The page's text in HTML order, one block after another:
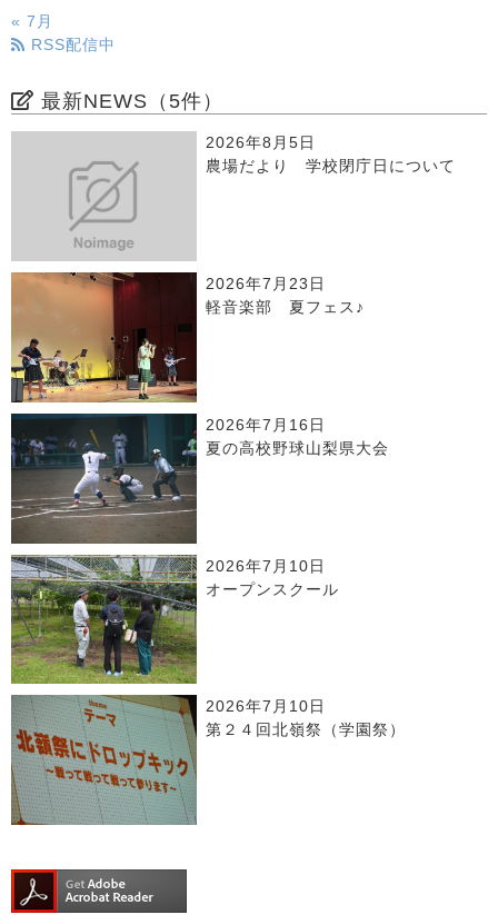
« 7月
RSS配信中
最新NEWS（5件）
2026年8月5日
農場だより 学校閉庁日について
2026年7月23日
軽音楽部 夏フェス♪
2026年7月16日
夏の高校野球山梨県大会
2026年7月10日
オープンスクール
2026年7月10日
第２４回北嶺祭（学園祭）